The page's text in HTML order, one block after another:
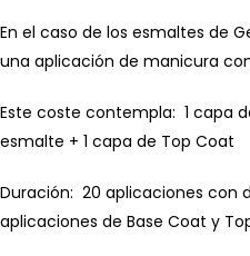
En el caso de los esmaltes de
una aplicación de manicura
Este coste contempla: 1 capa
esmalte + 1 capa de Top Coat
Duración: 20 aplicaciones con
aplicaciones de Base Coat y